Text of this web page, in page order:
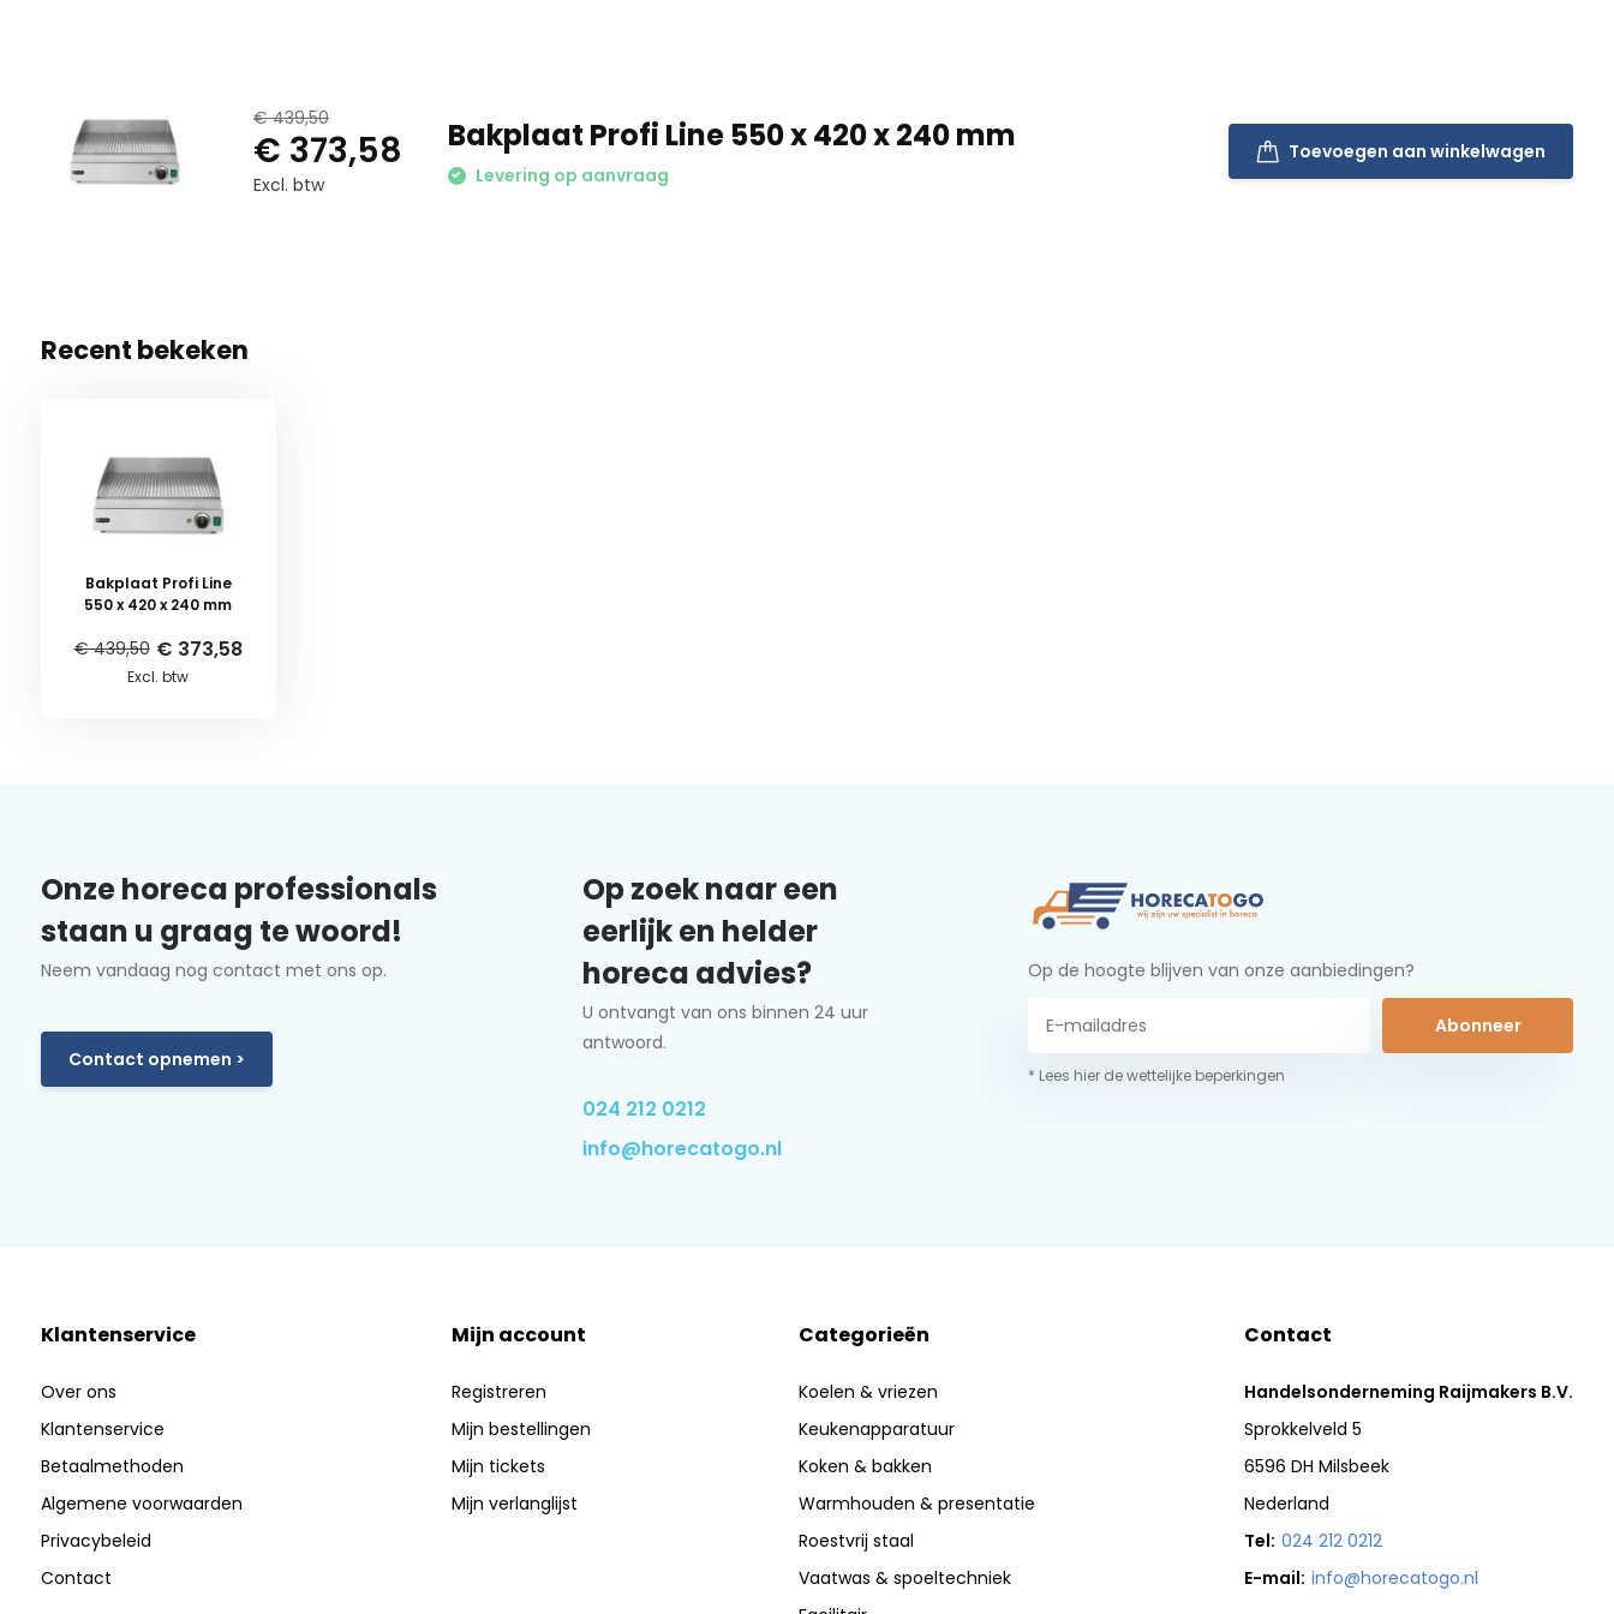
€ 439,50
€ 373,58
Excl. btw
Bakplaat Profi Line 550 x 420 x 240 mm
Levering op aanvraag
Toevoegen aan winkelwagen
Recent bekeken
Bakplaat Profi Line
550 x 420 x 240 mm
€ 439,50 € 373,58
Excl. btw
Onze horeca professionals
staan u graag te woord!
Neem vandaag nog contact met ons op.
Contact opnemen >
Op zoek naar een
eerlijk en helder
horeca advies?
U ontvangt van ons binnen 24 uur
antwoord.
024 212 0212
info@horecatogo.nl
Op de hoogte blijven van onze aanbiedingen?
Abonneer
* Lees hier de wettelijke beperkingen
Klantenservice
Over ons
Klantenservice
Betaalmethoden
Algemene voorwaarden
Privacybeleid
Contact
Mijn account
Registreren
Mijn bestellingen
Mijn tickets
Mijn verlanglijst
Categorieën
Koelen & vriezen
Keukenapparatuur
Koken & bakken
Warmhouden & presentatie
Roestvrij staal
Vaatwas & spoeltechniek
Contact
Handelsonderneming Raijmakers B.V.
Sprokkelveld 5
6596 DH Milsbeek
Nederland
Tel: 024 212 0212
E-mail: info@horecatogo.nl